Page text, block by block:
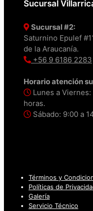
Sucursal
Sucursal #2:
Saturnino Epulef
de la Araucanía.
+56 9 6186 2283
Horario atención
Lunes a
horas.
Sábado: 9:00 a
Términos y
Políticas de
Galería
Servicio Técnico